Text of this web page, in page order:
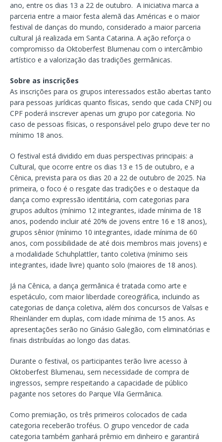
ano, entre os dias 13 a 22 de outubro. A iniciativa marca a
parceria entre a maior festa alemã das Américas e o maior
festival de danças do mundo, considerado a maior parceria
cultural já realizada em Santa Catarina. A ação reforça o
compromisso da Oktoberfest Blumenau com o intercâmbio
artístico e a valorização das tradições germânicas.
Sobre as inscrições
As inscrições para os grupos interessados estão abertas tanto
para pessoas jurídicas quanto físicas, sendo que cada CNPJ ou
CPF poderá inscrever apenas um grupo por categoria. No
caso de pessoas físicas, o responsável pelo grupo deve ter no
mínimo 18 anos.
O festival está dividido em duas perspectivas principais: a
Cultural, que ocorre entre os dias 13 e 15 de outubro, e a
Cênica, prevista para os dias 20 a 22 de outubro de 2025. Na
primeira, o foco é o resgate das tradições e o destaque da
dança como expressão identitária, com categorias para
grupos adultos (mínimo 12 integrantes, idade mínima de 18
anos, podendo incluir até 20% de jovens entre 16 e 18 anos),
grupos sênior (mínimo 10 integrantes, idade mínima de 60
anos, com possibilidade de até dois membros mais jovens) e
a modalidade Schuhplattler, tanto coletiva (mínimo seis
integrantes, idade livre) quanto solo (maiores de 18 anos).
Já na Cênica, a dança germânica é tratada como arte e
espetáculo, com maior liberdade coreográfica, incluindo as
categorias de dança coletiva, além dos concursos de Valsas e
Rheinländer em duplas, com idade mínima de 15 anos. As
apresentações serão no Ginásio Galegão, com eliminatórias e
finais distribuídas ao longo das datas.
Durante o festival, os participantes terão livre acesso à
Oktoberfest Blumenau, sem necessidade de compra de
ingressos, sempre respeitando a capacidade de público
pagante nos setores do Parque Vila Germânica.
Como premiação, os três primeiros colocados de cada
categoria receberão troféus. O grupo vencedor de cada
categoria também ganhará prêmio em dinheiro e garantirá